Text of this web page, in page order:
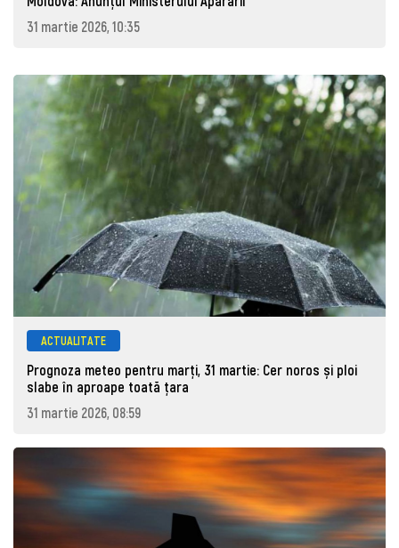
31 martie 2026, 10:35
ACTUALITATE
Prognoza meteo pentru marţi, 31 martie: Cer noros și ploi
slabe în aproape toată țara
31 martie 2026, 08:59